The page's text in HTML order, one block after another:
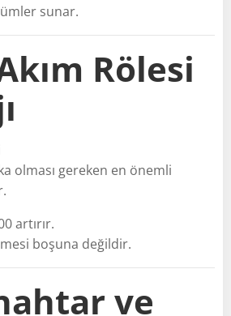
sunar.
Rölesi
olması gereken en önemli
artırır.
boşuna değildir.
ve